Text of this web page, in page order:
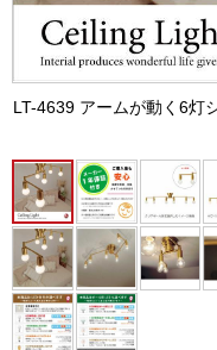
LT-4639 アームが動く6灯